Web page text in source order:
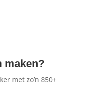
maken?
met zo’n 850+